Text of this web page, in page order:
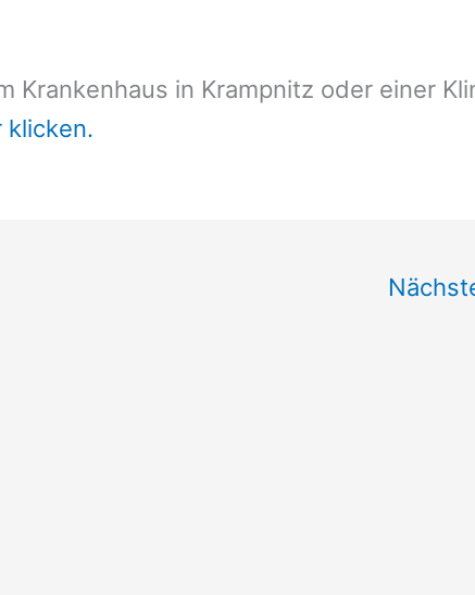
Krankenhaus in Krampnitz oder einer
klicken.